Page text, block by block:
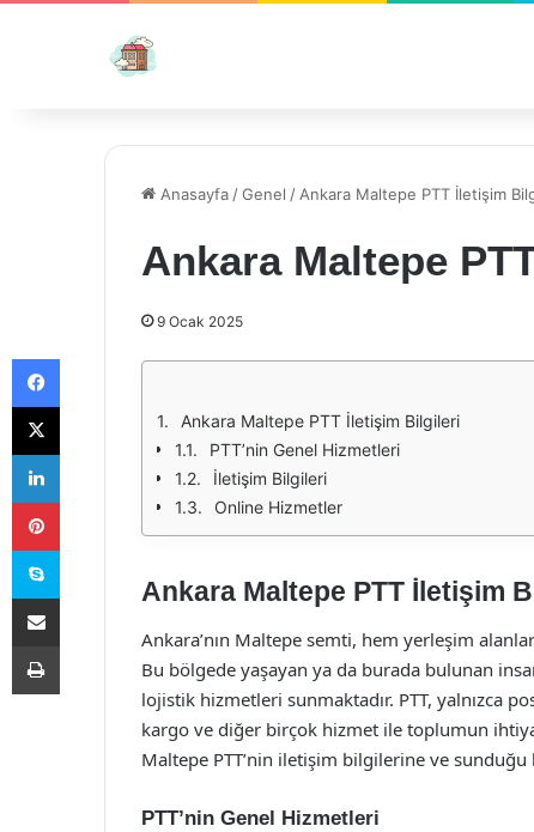
Anasayfa /Genel / Ankara Maltepe PTT İletişim
Ankara Maltepe
9 Ocak 2025
Ankara Maltepe PTT İletişim Bilgileri
PTT’nin Genel Hizmetleri
İletişim Bilgileri
Online Hizmetler
Ankara Maltepe PTT İletişim
Ankara’nın Maltepe semti, hem yerleşim
Bu bölgede yaşayan ya da burada bulunan
lojistik hizmetleri sunmaktadır. PTT, yalnızca
kargo ve diğer birçok hizmet ile toplumun
Maltepe PTT’nin iletişim bilgilerine ve sunduğu
PTT’nin Genel Hizmetleri
Facebook
X
LinkedIn
Pinterest
Skype
E-Posta ile paylaş